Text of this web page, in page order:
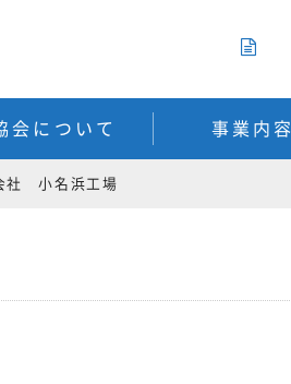
会について 事業内容
社 小名浜工場